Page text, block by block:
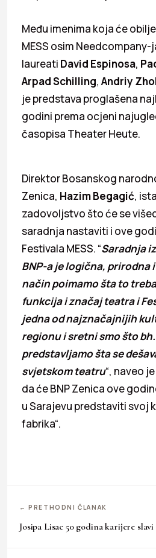
Među imenima koja će
MESS osim Needcompany-
laureati David Espinosa,
Arpad Schilling, Andriy
je predstava proglašena
godini prema ocjeni
časopisa Theater Heute.
Direktor Bosanskog
Zenica, Hazim Begagić,
zadovoljstvo što će se
saradnja nastaviti i ove
Festivala MESS. “Saradnja
BNP-a je logična, prirodna
način poimamo šta to
funkcija i značaj teatra i
jedna od najznačajnijih
regionu i sretni smo što
predstavljamo šta se
svjetskom teatru“, naveo
da će BNP Zenica ove
u Sarajevu predstaviti svoj
fabrika“.
← PRETHODNI ČLANAK
Josipa Lisac 50 godina karijere